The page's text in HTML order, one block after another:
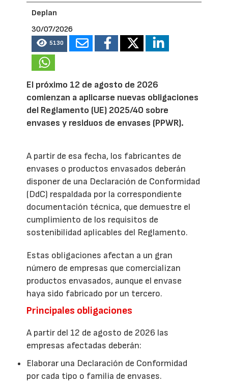
Deplan
30/07/2026
5130
El próximo 12 de agosto de 2026
comienzan a aplicarse nuevas obligaciones
del Reglamento (UE) 2025/40 sobre
envases y residuos de envases (PPWR).
A partir de esa fecha, los fabricantes de
envases o productos envasados deberán
disponer de una Declaración de Conformidad
(DdC) respaldada por la correspondiente
documentación técnica, que demuestre el
cumplimiento de los requisitos de
sostenibilidad aplicables del Reglamento.
Estas obligaciones afectan a un gran
número de empresas que comercializan
productos envasados, aunque el envase
haya sido fabricado por un tercero.
Principales obligaciones
A partir del 12 de agosto de 2026 las
empresas afectadas deberán:
Elaborar una Declaración de Conformidad
por cada tipo o familia de envases.